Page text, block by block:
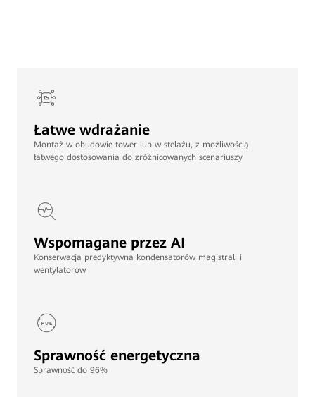
Łatwe wdrażanie
Montaż w obudowie tower lub w stelażu, z możliwością
łatwego dostosowania do zróżnicowanych scenariuszy
Wspomagane przez AI
Konserwacja predyktywna kondensatorów magistrali i
wentylatorów
Sprawność energetyczna
Sprawność do 96%